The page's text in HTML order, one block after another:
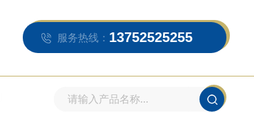
服务热线： 13752525255